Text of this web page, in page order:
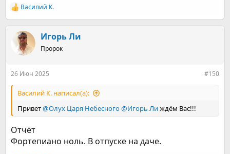
Р
е
Василий К.
Игорь Ли
Пророк
26 Июн 2025 #150
Василий К. написал(а):
Привет@Олух Царя Небесного@Игорь Лиждём Вас!!!
Отчёт
Фортепиано ноль. В отпуске на даче.